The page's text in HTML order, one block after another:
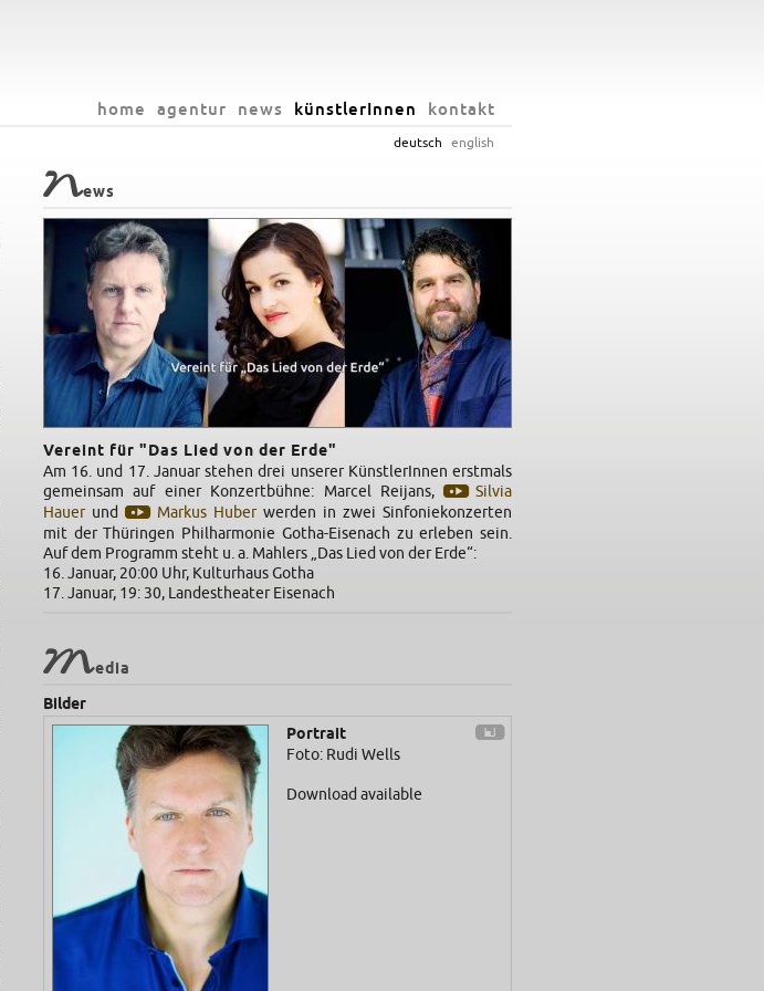
home agentur news künstlerInnen kontakt
deutsch english
News
Vereint für "Das Lied von der Erde"
Am 16. und 17. Januar stehen drei unserer KünstlerInnen erstmals
gemeinsam auf einer Konzertbühne: Marcel Reijans,
Silvia
Hauerund Markus Huberwerden in zwei Sinfoniekonzerten
mit der Thüringen Philharmonie Gotha-Eisenach zu erleben sein.
Auf dem Programm steht u. a. Mahlers „Das Lied von der Erde“:
16. Januar, 20:00 Uhr, Kulturhaus Gotha
17. Januar, 19: 30, Landestheater Eisenach​
Media
Bilder
Portrait
Foto: Rudi Wells
Download available